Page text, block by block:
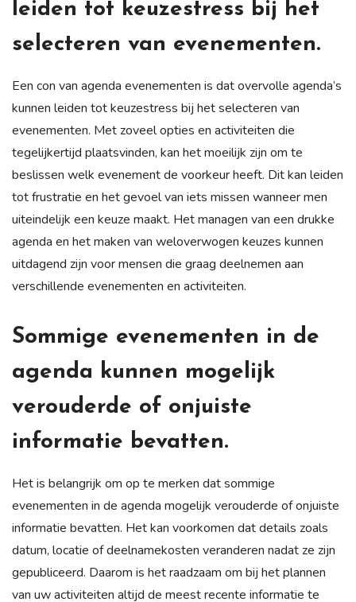
leiden tot keuzestress bij het
selecteren van evenementen.
Een con van agenda evenementen is dat overvolle agenda’s
kunnen leiden tot keuzestress bij het selecteren van
evenementen. Met zoveel opties en activiteiten die
tegelijkertijd plaatsvinden, kan het moeilijk zijn om te
beslissen welk evenement de voorkeur heeft. Dit kan leiden
tot frustratie en het gevoel van iets missen wanneer men
uiteindelijk een keuze maakt. Het managen van een drukke
agenda en het maken van weloverwogen keuzes kunnen
uitdagend zijn voor mensen die graag deelnemen aan
verschillende evenementen en activiteiten.
Sommige evenementen in de
agenda kunnen mogelijk
verouderde of onjuiste
informatie bevatten.
Het is belangrijk om op te merken dat sommige
evenementen in de agenda mogelijk verouderde of onjuiste
informatie bevatten. Het kan voorkomen dat details zoals
datum, locatie of deelnamekosten veranderen nadat ze zijn
gepubliceerd. Daarom is het raadzaam om bij het plannen
van uw activiteiten altijd de meest recente informatie te